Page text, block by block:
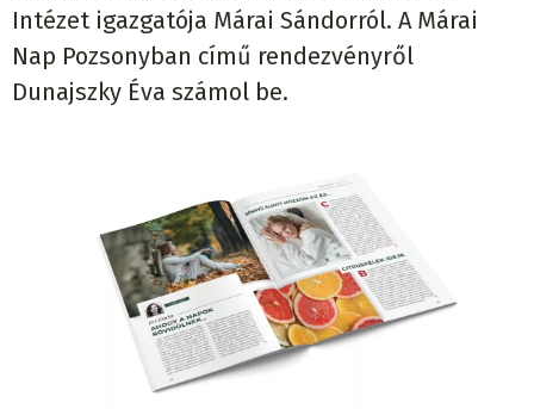
Intézet igazgatója Márai Sándorról. A Márai
Nap Pozsonyban című rendezvényről
Dunajszky Éva számol be.